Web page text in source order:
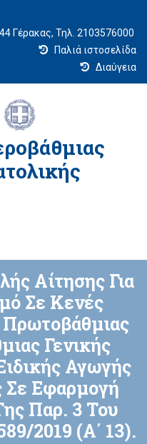
Γέρακας, Τηλ. 2103576000
Παλιά ιστοσελίδα
Διαύγεια
Αίτησης Για
Σε Κενές
Πρωτοβάθμιας
Γενικής
Αγωγής
Σε Εφαρμογή
Παρ. 3 Του
2019 (Α΄ 13).